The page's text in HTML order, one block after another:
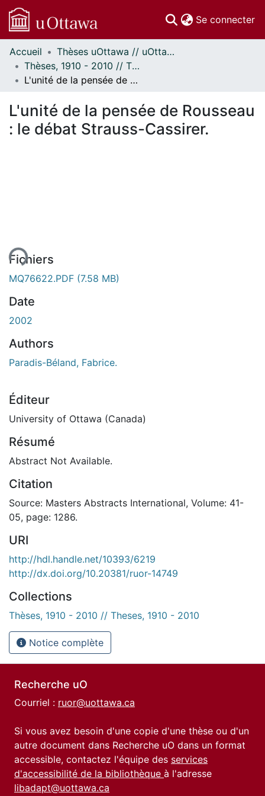
Se connecter
Communautés
et collections
Parcourir
À propos
Accueil
Thèses uOttawa // uOttawa Theses
Thèses, 1910 - 2010 // Theses, 1910 - 2010
L'unité de la pensée de Rousseau : le débat Strauss-Cassirer.
L'unité de la pensée de Rousseau
: le débat Strauss-Cassirer.
Fichiers
MQ76622.PDF (7.58 MB)
Date
2002
Authors
Paradis-Béland, Fabrice.
Éditeur
University of Ottawa (Canada)
Résumé
Abstract Not Available.
Citation
Source: Masters Abstracts International, Volume: 41-
05, page: 1286.
URI
http://hdl.handle.net/10393/6219
http://dx.doi.org/10.20381/ruor-14749
Collections
Thèses, 1910 - 2010 // Theses, 1910 - 2010
Notice complète
Recherche uO
Courriel : ruor@uottawa.ca
Si vous avez besoin d'une copie d'une thèse ou d'un
autre document dans Recherche uO dans un format
accessible, contactez l'équipe des services
d'accessibilité de la bibliothèque à l'adresse
libadapt@uottawa.ca